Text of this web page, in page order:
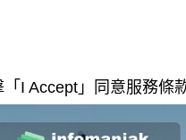
I Accept」同意服務條